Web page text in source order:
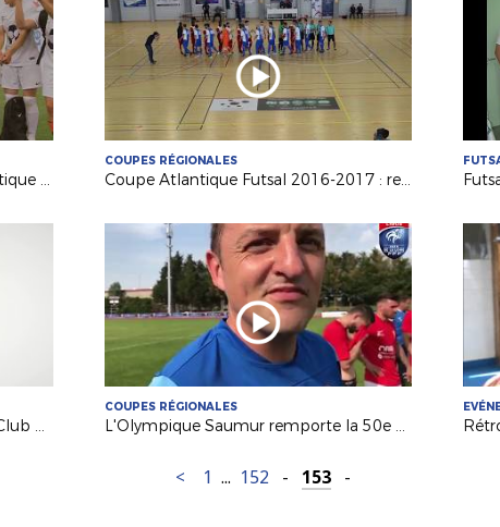
La dernière Finale de Coupe Atlantique Féminine Crédit-Mutuel !
COUPES RÉGIONALES
Coupe Atlantique Futsal 2016-2017 : revivez la finale remportée par Saint Herblain Pépite FC
Futsal : à la découverte du Futsal Club Sucéen (Sucé sur Erdre)
COUPES RÉGIONALES
L'Olympique Saumur remporte la 50e Coupe Atlantique Seniors !
< 1 ... 152 - 153 -